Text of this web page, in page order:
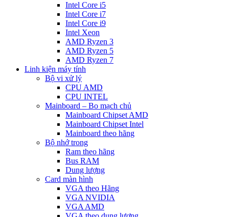
Intel Core i5
Intel Core i7
Intel Core i9
Intel Xeon
AMD Ryzen 3
AMD Ryzen 5
AMD Ryzen 7
Linh kiện máy tính
Bộ vi xử lý
CPU AMD
CPU INTEL
Mainboard – Bo mạch chủ
Mainboard Chipset AMD
Mainboard Chipset Intel
Mainboard theo hãng
Bộ nhớ trong
Ram theo hãng
Bus RAM
Dung lượng
Card màn hình
VGA theo Hãng
VGA NVIDIA
VGA AMD